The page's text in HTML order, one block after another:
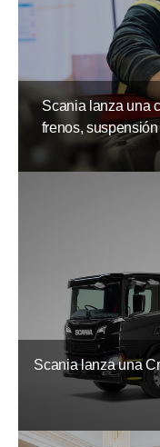
Scania lanza una
frenos,
Scania lanza una